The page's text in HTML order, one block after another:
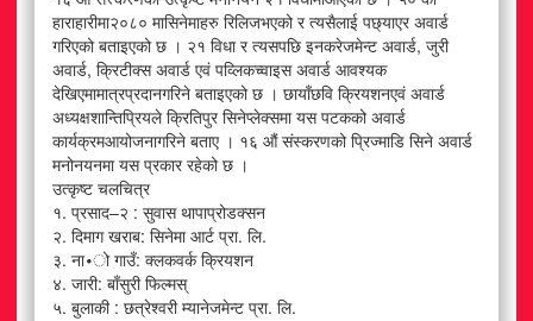
हाराहारीमा२०८० मासिनेमाहरु रिलिजभएको र त्यसैलाई पछ्याएर अवार्ड
गरिएको बताइएको छ । २१ विधा र त्यसपछि इनकरेजमेन्ट अवार्ड, जुरी
अवार्ड, क्रिटीक्स अवार्ड एवं पव्लिकच्वाइस अवार्ड आवश्यक
देखिएमामात्रप्रदानगरिने बताइएको छ । छायाँछवि क्रियशनएवं अवार्ड
अध्यक्षशान्तिप्रियले क्रितिपुर सिनेप्लेक्समा यस पटकको अवार्ड
कार्यक्रमआयोजनागरिने बताए । १६ औं संस्करणको प्रिज्माडि सिने अवार्ड
मनोनयनमा यस प्रकार रहेको छ ।
उत्कृष्ट चलचित्र
१. प्रसाद–२ : सुवास थापाप्रोडक्सन
२. दिमाग खराब: सिनेमा आर्ट प्रा. लि.
३. ना∙ो गाउँ: क्लकवर्क क्रियशन
४. जारी: बाँसुरी फिल्मस्
५. बुलाकी : छत्रेश्वरी म्यानेजमेन्ट प्रा. लि.